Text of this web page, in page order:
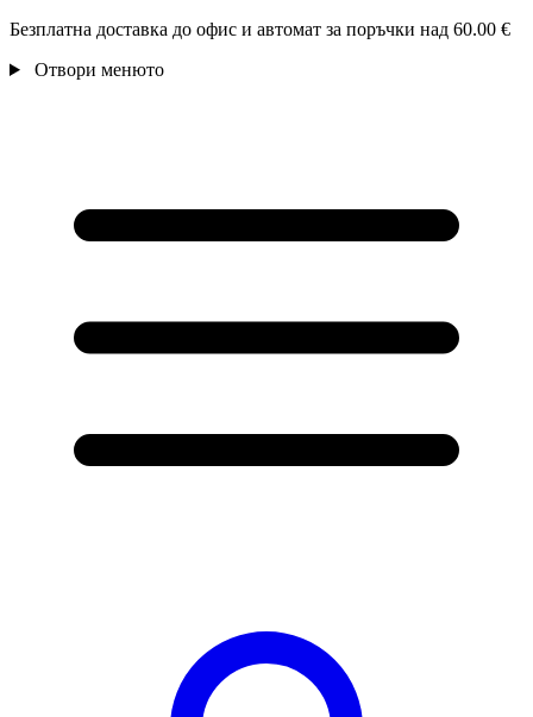
Безплатна доставка до офис и автомат за поръчки над 60.00 €
Отвори менюто